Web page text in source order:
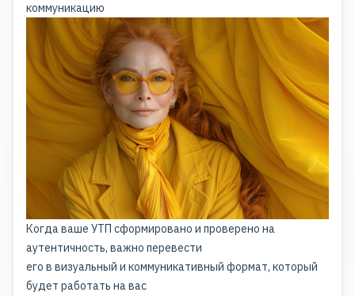
коммуникацию
Когда ваше УТП сформировано и проверено на
аутентичность, важно перевести
его в визуальный и коммуникативный формат, который
будет работать на вас